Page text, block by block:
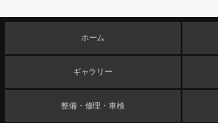
ホーム
ギャラリー
整備・修理・車検